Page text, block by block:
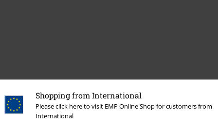
Shopping from International
Please click here to visit EMP Online Shop for customers from
International
Senest besøgt